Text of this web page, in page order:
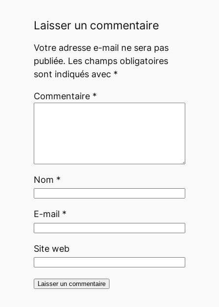
Laisser un commentaire
Votre adresse e-mail ne sera pas
publiée. Les champs obligatoires
sont indiqués avec *
Commentaire *
Nom *
E-mail *
Site web